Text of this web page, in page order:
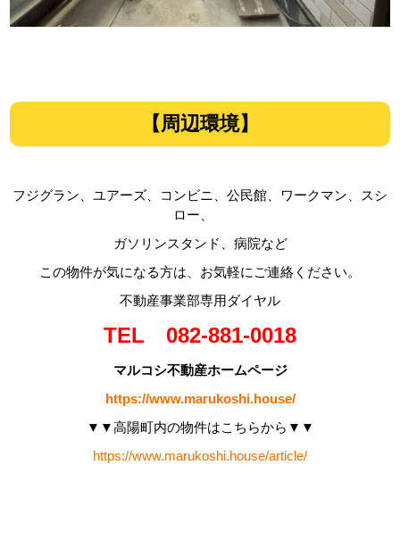
【周辺環境】
フジグラン、ユアーズ、コンビニ、公民館、ワークマン、スシ
ロー、
ガソリンスタンド、病院など
この物件が気になる方は、お気軽にご連絡ください。
不動産事業部専用ダイヤル
TEL 082-881-0018
マルコシ不動産ホームページ
https://www.marukoshi.house/
▼▼高陽町内の物件はこちらから▼▼
https://www.marukoshi.house/article/